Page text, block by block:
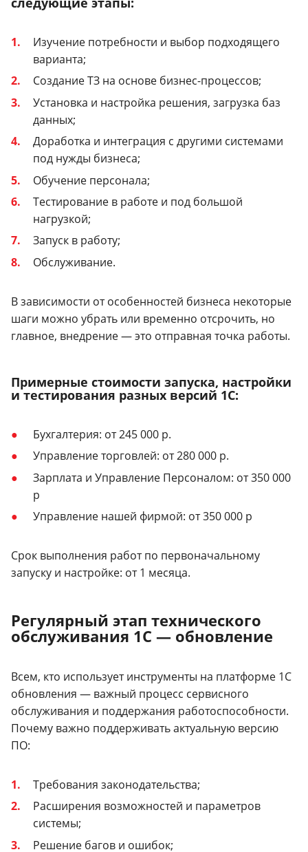
Изучение потребности и выбор подходящего
варианта;
Создание ТЗ на основе бизнес-процессов;
Установка и настройка решения, загрузка баз
данных;
Доработка и интеграция с другими системами
под нужды бизнеса;
Обучение персонала;
Тестирование в работе и под большой
нагрузкой;
Запуск в работу;
Обслуживание.
В зависимости от особенностей бизнеса некоторые
шаги можно убрать или временно отсрочить, но
главное, внедрение — это отправная точка работы.
Примерные стоимости запуска, настройки
и тестирования разных версий 1С:
Бухгалтерия: от 245 000 р.
Управление торговлей: от 280 000 р.
Зарплата и Управление Персоналом: от 350 000
р
Управление нашей фирмой: от 350 000 р
Срок выполнения работ по первоначальному
запуску и настройке: от 1 месяца.
Регулярный этап технического
обслуживания 1С — обновление
Всем, кто использует инструменты на платформе 1С
обновления — важный процесс сервисного
обслуживания и поддержания работоспособности.
Почему важно поддерживать актуальную версию
ПО:
Требования законодательства;
Расширения возможностей и параметров
системы;
Решение багов и ошибок;